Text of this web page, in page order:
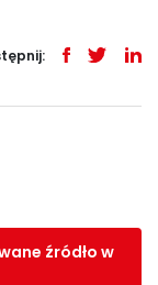
źródło w